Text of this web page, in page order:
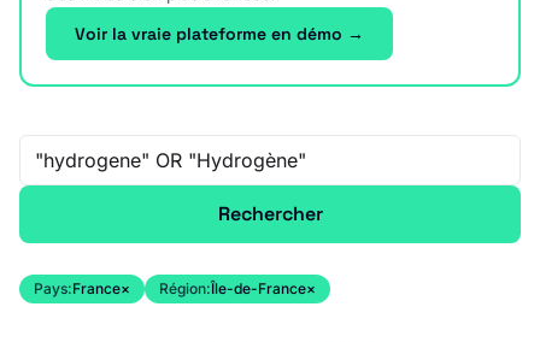
Voir la vraie plateforme en démo →
Recherche libre
Rechercher
Pays:France× Région:Île-de-France×